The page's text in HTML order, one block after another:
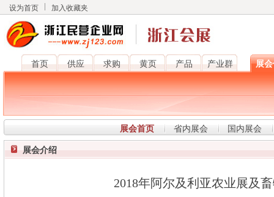
设为首页 加入收藏夹
首页 供应 求购 黄页 产品 产业群 展
展会首页 省内展会 国内展会
展会介绍
2018年阿尔及利亚农业展及